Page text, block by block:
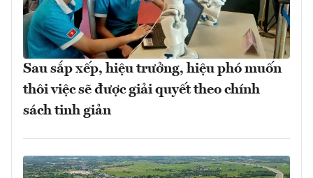
Sau sắp xếp, hiệu trưởng, hiệu phó muốn
thôi việc sẽ được giải quyết theo chính
sách tinh giản